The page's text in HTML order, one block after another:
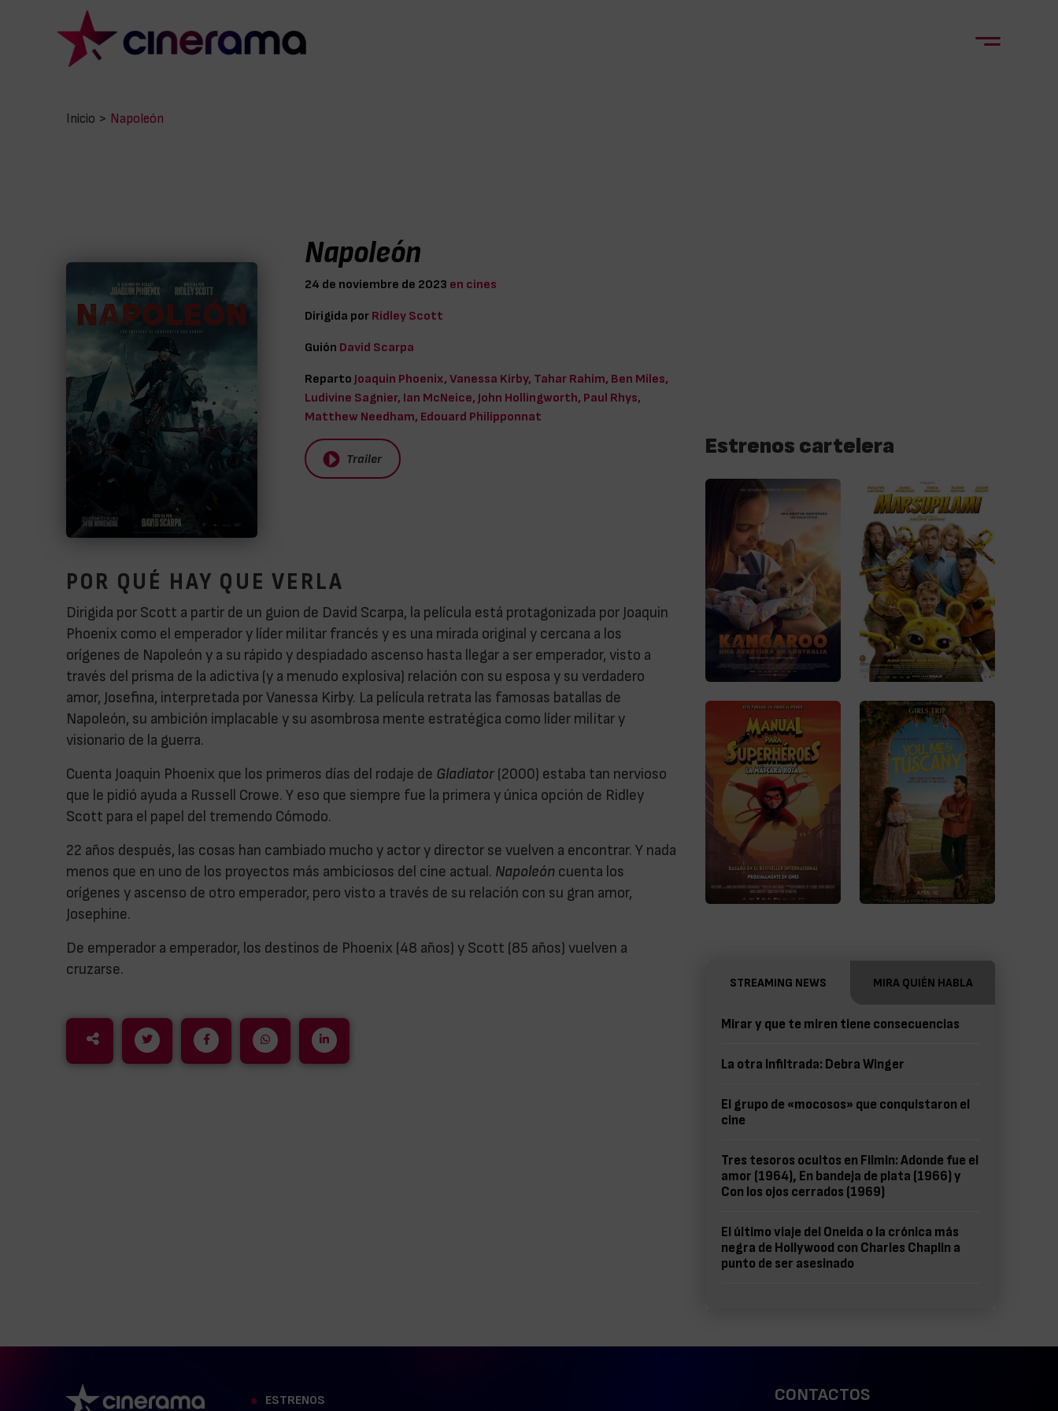
Inicio > Napoleón
Napoleón
24 de noviembre de 2023 en cines
Dirigida por Ridley Scott
Guión David Scarpa
Reparto Joaquin Phoenix, Vanessa Kirby, Tahar Rahim, Ben Miles,
Ludivine Sagnier, Ian McNeice, John Hollingworth, Paul Rhys,
Matthew Needham, Edouard Philipponnat
Trailer
POR QUÉ HAY QUE VERLA
Dirigida por Scott a partir de un guion de David Scarpa, la película está protagonizada por Joaquin
Phoenix como el emperador y líder militar francés y es una mirada original y cercana a los
orígenes de Napoleón y a su rápido y despiadado ascenso hasta llegar a ser emperador, visto a
través del prisma de la adictiva (y a menudo explosiva) relación con su esposa y su verdadero
amor, Josefina, interpretada por Vanessa Kirby. La película retrata las famosas batallas de
Napoleón, su ambición implacable y su asombrosa mente estratégica como líder militar y
visionario de la guerra.
Cuenta Joaquin Phoenix que los primeros días del rodaje de Gladiator (2000) estaba tan nervioso
que le pidió ayuda a Russell Crowe. Y eso que siempre fue la primera y única opción de Ridley
Scott para el papel del tremendo Cómodo.
22 años después, las cosas han cambiado mucho y actor y director se vuelven a encontrar. Y nada
menos que en uno de los proyectos más ambiciosos del cine actual. Napoleón cuenta los
orígenes y ascenso de otro emperador, pero visto a través de su relación con su gran amor,
Josephine.
De emperador a emperador, los destinos de Phoenix (48 años) y Scott (85 años) vuelven a
cruzarse.
Estrenos cartelera
STREAMING NEWS MIRA QUIÉN HABLA
Mirar y que te miren tiene consecuencias
La otra Infiltrada: Debra Winger
El grupo de «mocosos» que conquistaron el
cine
Tres tesoros ocultos en Filmin: Adonde fue el
amor (1964), En bandeja de plata (1966) y
Con los ojos cerrados (1969)
El último viaje del Oneida o la crónica más
negra de Hollywood con Charles Chaplin a
punto de ser asesinado
ESTRENOS CONTACTOS